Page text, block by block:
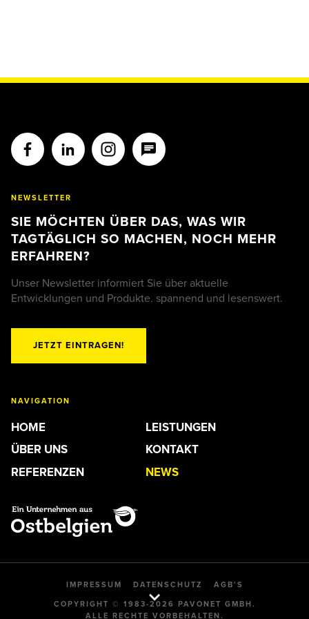
NEWSLETTER
SIE MÖCHTEN ÜBER DAS, WAS WIR
TAGTÄGLICH SO MACHEN, NOCH MEHR
ERFAHREN?
Unser Newsletter informiert Sie über aktuelle
Entwicklungen und Produkte. spannend und lesenswert.
JETZT EINTRAGEN!
NAVIGATION
HOME
ÜBER UNS
REFERENZEN
LEISTUNGEN
KONTAKT
NEWS
IMPRESSUM DATENSCHUTZ
AGB’S
COPYRIGHT © 1983-2026 PAVONET GMBH.
ALLE RECHTE VORBEHALTEN.